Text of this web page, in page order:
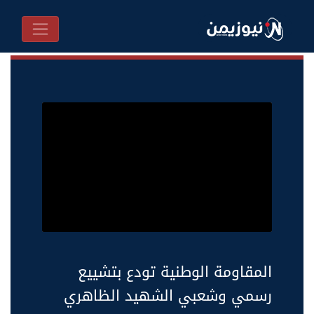
المقاومة الوطنية تودع بتشييع
رسمي وشعبي الشهيد الظاهري